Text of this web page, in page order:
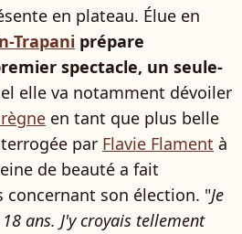
en plateau. Élue en
Trapani prépare
spectacle, un seule-
elle va notamment dévoiler
en tant que plus belle
par Flavie Flament à
de beauté a fait
concernant son élection. "Je
ans. J'y croyais tellement